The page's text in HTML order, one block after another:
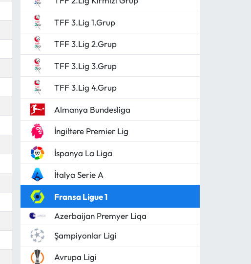
TFF 3.Lig 1.Grup
TFF 3.Lig 2.Grup
TFF 3.Lig 3.Grup
TFF 3.Lig 4.Grup
Almanya Bundesliga
İngiltere Premier Lig
İspanya La Liga
İtalya Serie A
Fransa Ligue 1
Azerbaijan Premyer Liqa
Şampiyonlar Ligi
Avrupa Ligi